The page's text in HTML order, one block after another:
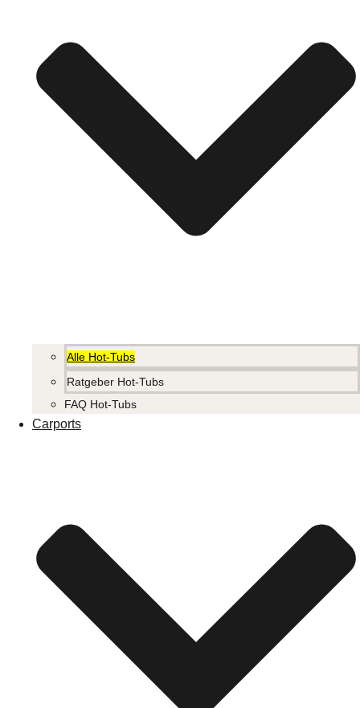
Alle Hot-Tubs
Ratgeber Hot-Tubs
FAQ Hot-Tubs
Carports